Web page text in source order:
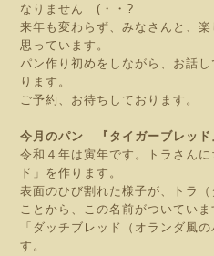
なりません (・・?
来年も変わらず、みなさんと、
思っています。
パン作り初めをしながら、お話
ります。
ご予約、お待ちしております。
今月のパン 『タイガーブレッド
令和４年は寅年です。トラさん
ド」を作ります。
表面のひび割れた様子が、トラ
ことから、この名前がついていま
「ダッチブレッド（オランダ風
す。